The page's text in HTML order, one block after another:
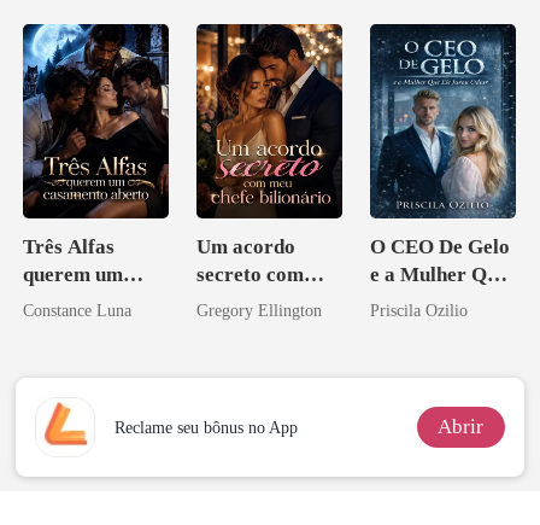
Três Alfas
querem um
casamento
Constance Luna
Um acordo
secreto com
meu chefe
Gregory Ellington
O CEO De Gelo
e a Mulher Que
Ele Jurou Odiar
Priscila Ozilio
Reclame seu bônus no App Abrir